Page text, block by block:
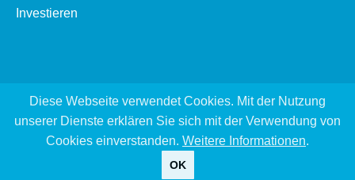
Investieren
Diese Webseite verwendet Cookies. Mit der Nutzung
unserer Dienste erklären Sie sich mit der Verwendung von
Cookies einverstanden. Weitere Informationen.
OK